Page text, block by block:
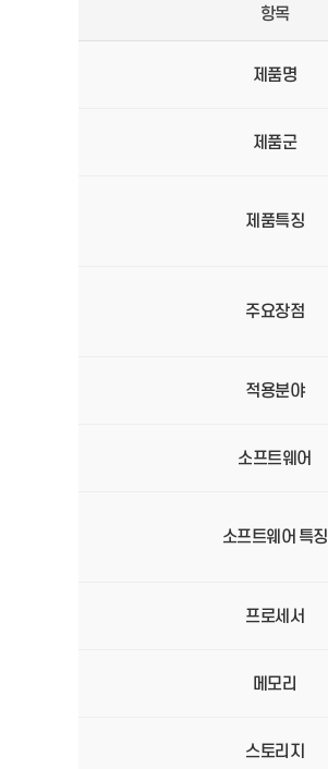
항목
제품명
제품군
제품특징
주요장점
적용분야
소프트웨어
소프트웨어 특징
프로세서
메모리
스토리지